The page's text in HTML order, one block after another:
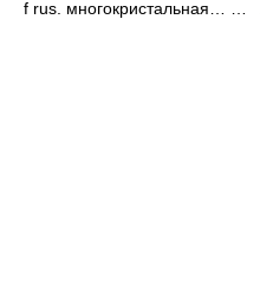
f rus. многокристальная… …